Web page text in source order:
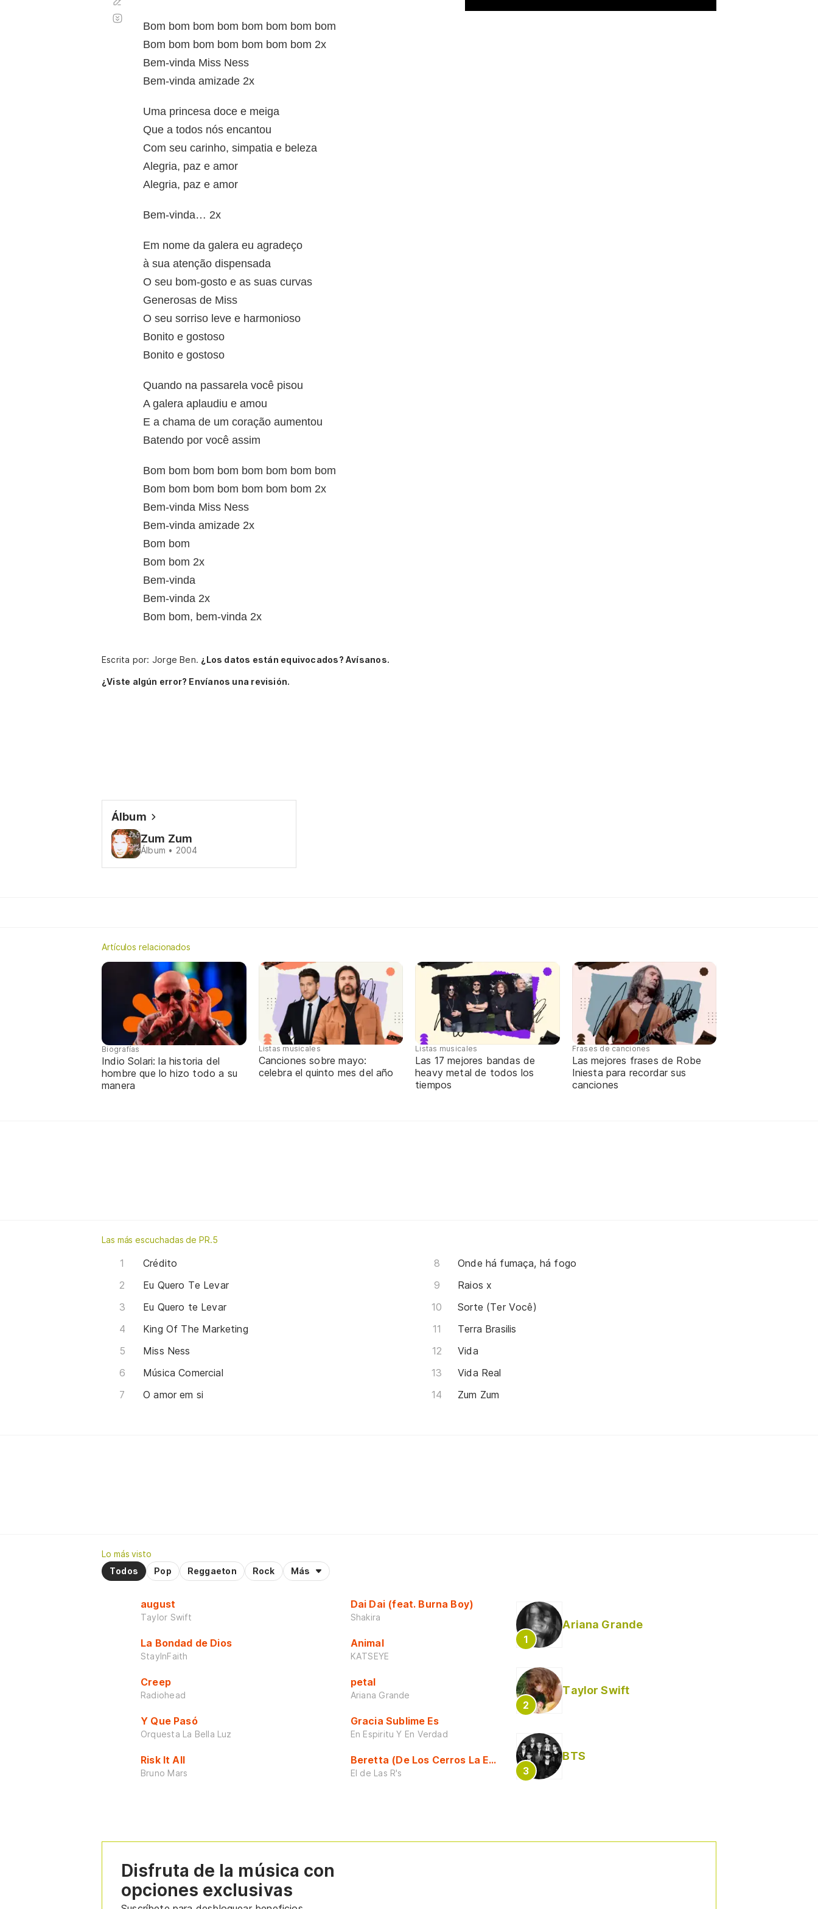
Bom bom bom bom bom bom bom bom
Bom bom bom bom bom bom bom 2x
Bem-vinda Miss Ness
Bem-vinda amizade 2x
Uma princesa doce e meiga
Que a todos nós encantou
Com seu carinho, simpatia e beleza
Alegria, paz e amor
Alegria, paz e amor
Bem-vinda… 2x
Em nome da galera eu agradeço
à sua atenção dispensada
O seu bom-gosto e as suas curvas
Generosas de Miss
O seu sorriso leve e harmonioso
Bonito e gostoso
Bonito e gostoso
Quando na passarela você pisou
A galera aplaudiu e amou
E a chama de um coração aumentou
Batendo por você assim
Bom bom bom bom bom bom bom bom
Bom bom bom bom bom bom bom 2x
Bem-vinda Miss Ness
Bem-vinda amizade 2x
Bom bom
Bom bom 2x
Bem-vinda
Bem-vinda 2x
Bom bom, bem-vinda 2x
automático
Escrita por: Jorge Ben. ¿Los datos están equivocados? Avísanos.
¿Viste algún error? Envíanos una revisión.
Álbum
Zum Zum
Álbum • 2004
Artículos relacionados
Biografías
Indio Solari: la historia del
hombre que lo hizo todo a su
manera
Listas musicales
Canciones sobre mayo:
celebra el quinto mes del año
Listas musicales
Las 17 mejores bandas de
heavy metal de todos los
tiempos
Frases de canciones
Las mejores frases de Robe
Iniesta para recordar sus
canciones
Las más escuchadas de PR.5
Crédito
Eu Quero Te Levar
Eu Quero te Levar
King Of The Marketing
Miss Ness
Música Comercial
O amor em si
Onde há fumaça, há fogo
Raios x
Sorte (Ter Você)
Terra Brasilis
Vida
Vida Real
Zum Zum
Lo más visto
Todos
Pop Reggaeton Rock Más
august
Taylor Swift
La Bondad de Dios
StayInFaith
Creep
Radiohead
Y Que Pasó
Orquesta La Bella Luz
Risk It All
Bruno Mars
Dai Dai (feat. Burna Boy)
Shakira
Animal
KATSEYE
petal
Ariana Grande
Gracia Sublime Es
En Espiritu Y En Verdad
Beretta (De Los Cerros La Escuela)
El de Las R's
Ariana Grande
Taylor Swift
BTS
Disfruta de la música con
opciones exclusivas